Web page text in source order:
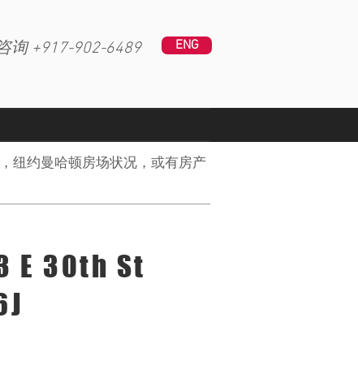
询 +917-902-6489 ENG
纽约曼哈顿房场状况，或有房产
E 30th St